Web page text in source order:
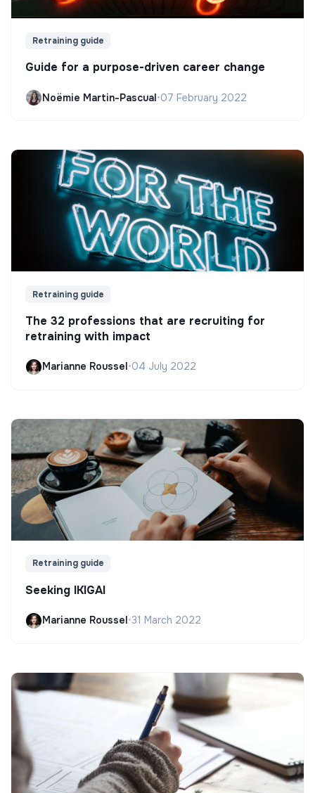
Retraining guide
Guide for a purpose-driven career change
Noëmie Martin-Pascual•07 February 2022
Retraining guide
The 32 professions that are recruiting for
retraining with impact
Marianne Roussel •04 July 2022
Retraining guide
Seeking IKIGAI
Marianne Roussel•31 March 2022